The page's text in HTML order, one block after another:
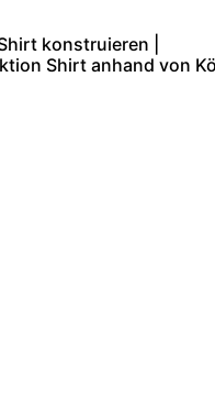
konstruieren |
Shirt anhand von